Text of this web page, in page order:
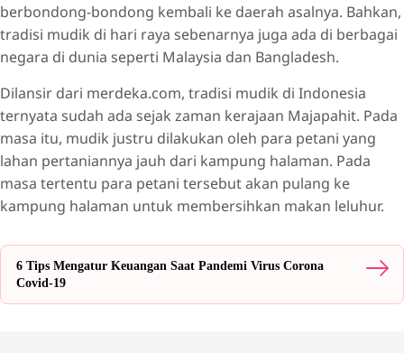
berbondong-bondong kembali ke daerah asalnya. Bahkan,
tradisi mudik di hari raya sebenarnya juga ada di berbagai
negara di dunia seperti Malaysia dan Bangladesh.
Dilansir dari merdeka.com, tradisi mudik di Indonesia
ternyata sudah ada sejak zaman kerajaan Majapahit. Pada
masa itu, mudik justru dilakukan oleh para petani yang
lahan pertaniannya jauh dari kampung halaman. Pada
masa tertentu para petani tersebut akan pulang ke
kampung halaman untuk membersihkan makan leluhur.
6 Tips Mengatur Keuangan Saat Pandemi Virus Corona
Covid-19